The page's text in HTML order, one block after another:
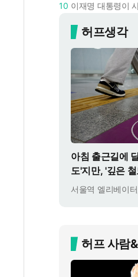
10
허프생각
아침 출근길에
도'지만, '깊은
서울역 엘리베이
허프 사람